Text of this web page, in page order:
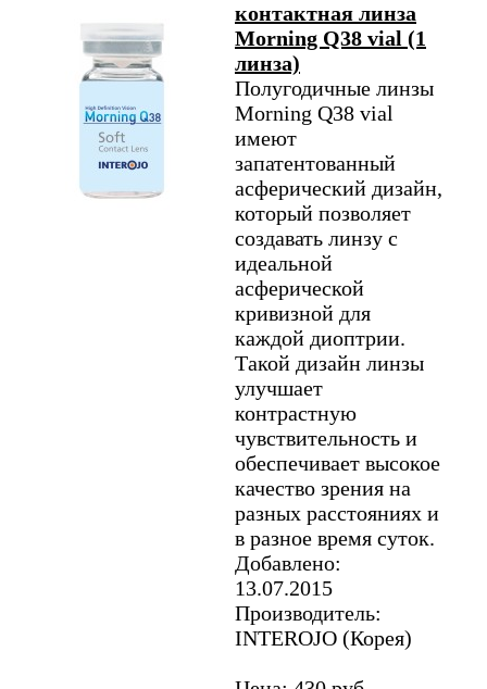
контактная линза
Morning Q38 vial (1
линза)
Полугодичные линзы
Morning Q38 vial
имеют
запатентованный
асферический дизайн,
который позволяет
создавать линзу с
идеальной
асферической
кривизной для
каждой диоптрии.
Такой дизайн линзы
улучшает
контрастную
чувствительность и
обеспечивает высокое
качество зрения на
разных расстояниях и
в разное время суток.
Добавлено:
13.07.2015
Производитель:
INTEROJO (Корея)